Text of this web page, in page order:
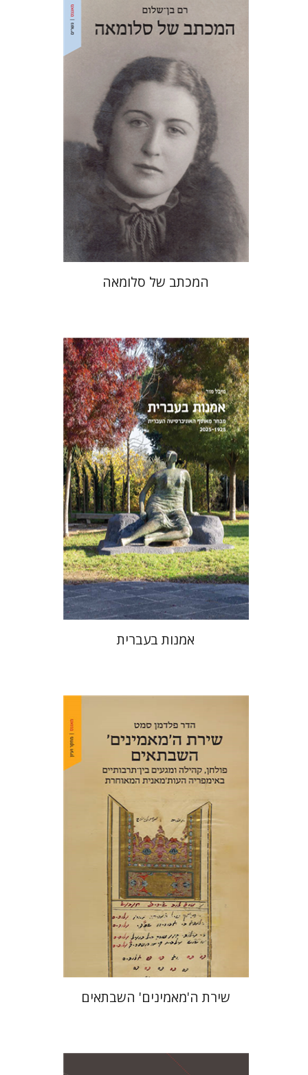
רם בן-שלום
הנחת אתר ספר מודפס
$46
$41
המכתב של סלומאה
מיכל מור
אמנות בעברית
הדר פלדמן סמט
הנחת אתר ספר מודפס
$46
$41
שירת ה'מאמינים' השבתאים